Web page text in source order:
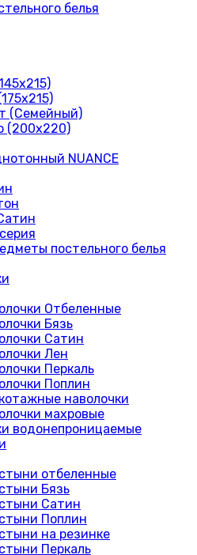
белья
(Семейный)
(200х220)
NUANCE
постельного белья
Отбеленные
Бязь
Сатин
Лен
Перкаль
Поплин
наволочки
махровые
водонепроницаемые
отбеленные
Бязь
Сатин
Поплин
на резинке
Перкаль